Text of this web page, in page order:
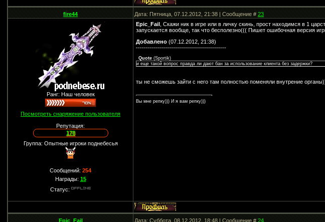
fire44 Дата: Пятница, 07.12.2012, 21:38 | Сообщение #23
Ранг: Наш человек
Посмотреть снаряжение пользователя
Репутация:
178
Группа: Опытные игроки поднебесья
Сообщений:254
Награды: 15
Статус:
Epic_Fail , Скажи ник в игре или в личку скинь, прост находимся в 1
запускается вообще, так что бесполезно((( Пишет ошибочная версия
Добавлено (07.12.2012, 21:38)
---------------------------------------------
Quote (Sportik)
и еще такой вопрос правда ли дают бан за использование клиента без задержки?
ты не сможешь зайти с него там полностью поменяли внутрение
Вы мне репку))) И я вам репку)))
Epic_Fail Дата: Суббота, 08.12.2012, 18:48 | Сообщение #24